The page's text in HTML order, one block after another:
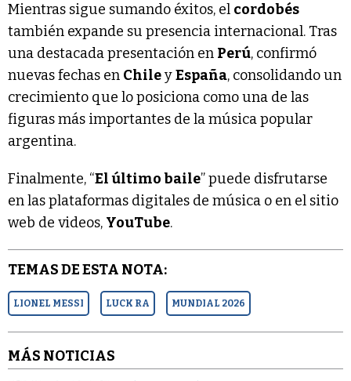
Mientras sigue sumando éxitos, el cordobés
también expande su presencia internacional. Tras
una destacada presentación en Perú, confirmó
nuevas fechas en ChileyEspaña, consolidando un
crecimiento que lo posiciona como una de las
figuras más importantes de la música popular
argentina.
Finalmente, “El último baile” puede disfrutarse
en las plataformas digitales de música o en el sitio
web de videos, YouTube.
TEMAS DE ESTA NOTA:
LIONEL MESSI LUCK RA MUNDIAL 2026
MÁS NOTICIAS